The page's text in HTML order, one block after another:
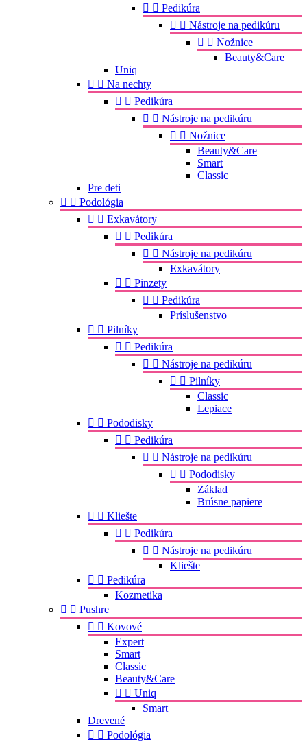
  Pedikúra
  Nástroje na pedikúru
  Nožnice
Beauty&Care
Uniq
  Na nechty
  Pedikúra
  Nástroje na pedikúru
  Nožnice
Beauty&Care
Smart
Classic
Pre deti
  Podológia
  Exkavátory
  Pedikúra
  Nástroje na pedikúru
Exkavátory
  Pinzety
  Pedikúra
Príslušenstvo
  Pilníky
  Pedikúra
  Nástroje na pedikúru
  Pilníky
Classic
Lepiace
  Pododisky
  Pedikúra
  Nástroje na pedikúru
  Pododisky
Základ
Brúsne papiere
  Kliešte
  Pedikúra
  Nástroje na pedikúru
Kliešte
  Pedikúra
Kozmetika
  Pushre
  Kovové
Expert
Smart
Classic
Beauty&Care
  Uniq
Smart
Drevené
  Podológia